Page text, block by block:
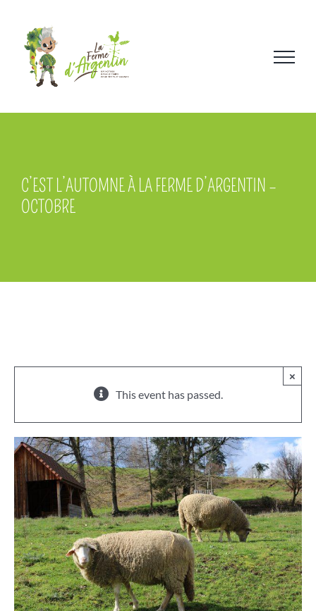
content
C’EST L’AUTOMNE À LA FERME D’ARGENTIN –
OCTOBRE
×
This event has passed.